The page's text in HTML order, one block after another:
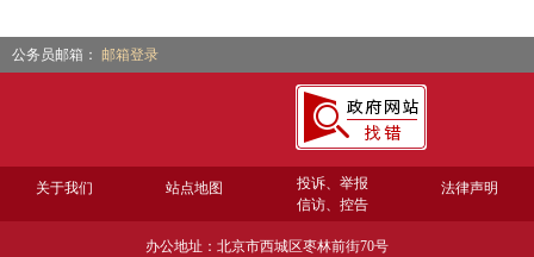
公务员邮箱： 邮箱登录
关于我们 站点地图
投诉、举报
信访、控告
法律声明
办公地址：北京市西城区枣林前街70号